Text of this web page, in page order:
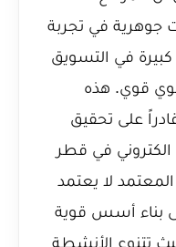
جوهرية في تجربة
في التسويق
قوي. هذه
على تحقيق
في قطر
لا يعتمد
بناء أسس قوية
تتنوع الأنشطة